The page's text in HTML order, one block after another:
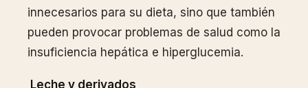
innecesarios para su dieta, sino que también
pueden provocar problemas de salud como la
insuficiencia hepática e hiperglucemia.
Leche y derivados